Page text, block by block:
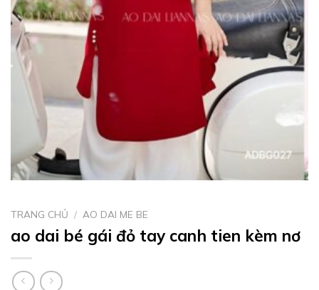
TRANG CHỦ / AO DAI ME BE
ao dai bé gái đỏ tay canh tien kèm nơ